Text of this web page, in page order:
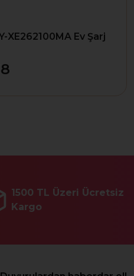
XE262100MA Ev Şarj
1500 TL Üzeri Ücretsiz
Kargo